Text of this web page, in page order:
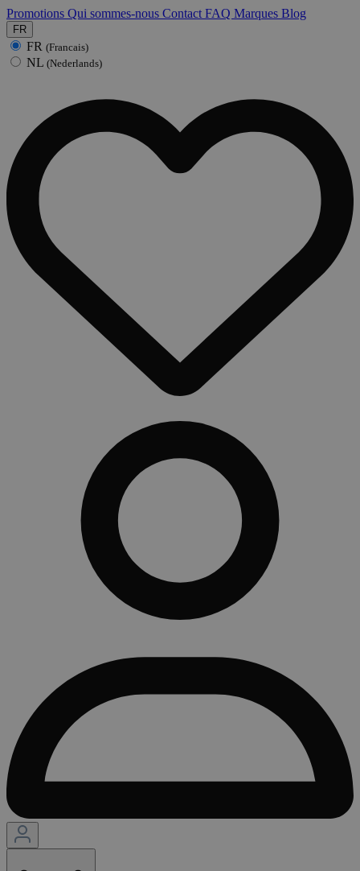
Promotions Qui sommes-nous Contact FAQ Marques Blog
FR
FR (Francais)
NL (Nederlands)